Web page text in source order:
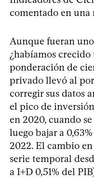
comentado en una
Aunque fueran
¿habíamos
ponderación de
privado llevó al
corregir sus datos
el pico de
en 2020, cuando
luego bajar a
2022. El cambio
serie temporal
a I+D 0,51% del